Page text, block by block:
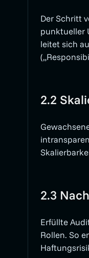
Der Schritt
punktueller
leitet sich
2.2
2.3
Erfüllte
Rollen. So